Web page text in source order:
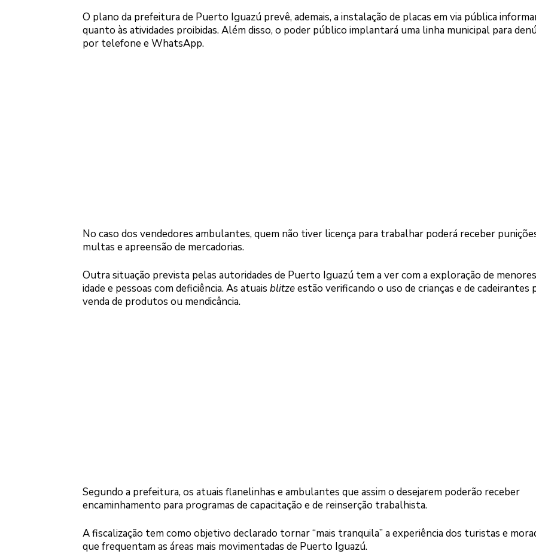
O plano da prefeitura de Puerto Iguazú prevê, ademais, a instalação de placas em via pública
quanto às atividades proibidas. Além disso, o poder público implantará uma linha municipal para
por telefone e WhatsApp.
No caso dos vendedores ambulantes, quem não tiver licença para trabalhar poderá receber
multas e apreensão de mercadorias.
Outra situação prevista pelas autoridades de Puerto Iguazú tem a ver com a exploração de
idade e pessoas com deficiência. As atuais blitzeestão verificando o uso de crianças e de cadeirantes
venda de produtos ou mendicância.
Segundo a prefeitura, os atuais flanelinhas e ambulantes que assim o desejarem poderão receber
encaminhamento para programas de capacitação e de reinserção trabalhista.
A fiscalização tem como objetivo declarado tornar “mais tranquila” a experiência dos turistas e
que frequentam as áreas mais movimentadas de Puerto Iguazú.